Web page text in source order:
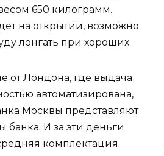
650 килограмм.
на открытии, возможно
лонгать при хороших
от Лондона, где выдача
автоматизирована,
Москвы представляют
И за эти деньги
комплектация.